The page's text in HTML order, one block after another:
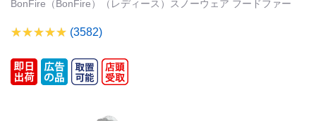
BonFire（BonFire）（レディース）スノーウェア フードファー
(3582)